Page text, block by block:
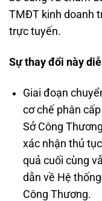
TMĐT kinh doanh
trực tuyến.
Sự thay đổi này
Giai đoạn
cơ chế phân
Sở Công
xác nhận thủ
quả cuối cùng
dẫn về Hệ
Công Thương.